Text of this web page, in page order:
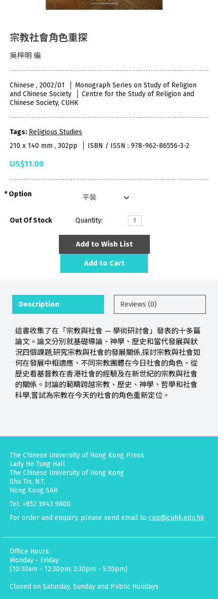
宗教社會角色重探
吳梓明 編
Chinese , 2002/01
Monograph Series on Study of Religion
and Chinese Society
Centre for the Study of Religion and
Chinese Society, CUHK
Tags: Religious Studies
210 x 140 mm , 302pp
ISBN / ISSN : 978-962-86556-3-2
US$11.00
Option
Out Of Stock Quantity:
Add to Wish List
Add to Cart
Description Reviews (0)
這書收集了在「宗教與社會 — 學術研討會」發表的十多篇
論文。論文分別就基礎導論、神學、歷史和當代發展與狀
況四個課題,研究宗教與社會的發展關係,探討宗教與社會如
何在發展中相適應、不同宗教團體在今日社會的角色、從
歷史看基督教在香港社會的經驗及在新世紀的宗教與社會
的關係。討論的範疇跨越宗教、歷史、神學、哲學和社會
科學,嘗試為宗教在今天的社會的角色重新定位。
The Chinese University of Hong Kong Press
Lady Ho Tung Hall
The Chinese University of Hong Kong
Sha Tin, N.T.
Hong Kong SAR
Tel: +852 3943 9800
For order and enquiry, please send email to cup@cuhk.edu.hk
Office Hours:
Monday - Friday
(10:30am - 12:30pm; 2:30pm - 5:30pm)
Closed on Saturday, Sunday and Public Holidays